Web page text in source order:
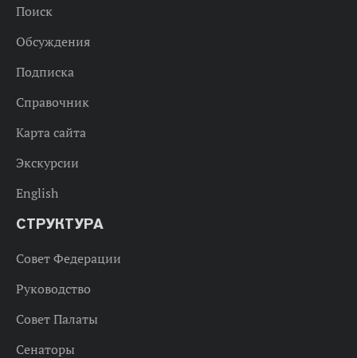
Поиск
Обсуждения
Подписка
Справочник
Карта сайта
Экскурсии
English
СТРУКТУРА
Совет Федерации
Руководство
Совет Палаты
Сенаторы